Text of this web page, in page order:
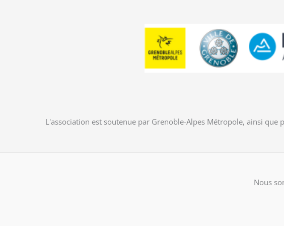
L'association est soutenue par Grenoble-Alpes Métropole, ainsi que
Nous